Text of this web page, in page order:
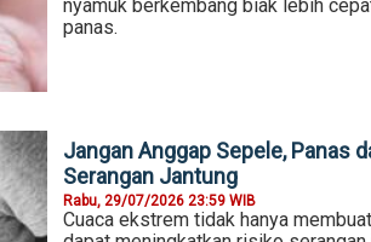
nyamuk berkembang biak lebih
panas.
Jangan Anggap Sepele, Panas
Serangan Jantung
Rabu, 29/07/2026 23:59 WIB
Cuaca ekstrem tidak hanya